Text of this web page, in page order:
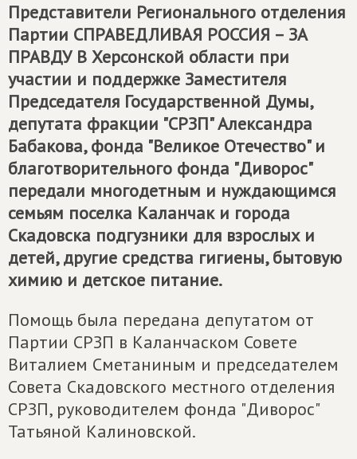
Представители Регионального отделения
Партии СПРАВЕДЛИВАЯ РОССИЯ – ЗА
ПРАВДУВ Херсонской области при
участии и поддержке Заместителя
Председателя Государственной Думы,
депутата фракции "СРЗП" Александра
Бабакова, фонда "Великое Отечество" и
благотворительного фонда "Диворос"
передали многодетным и нуждающимся
семьям поселка Каланчак и города
Скадовска подгузники для взрослых и
детей, другие средства гигиены, бытовую
химию и детское питание.
Помощь была передана депутатом от
Партии СРЗП в Каланчаском Совете
Виталием Сметаниным и председателем
Совета Скадовского местного отделения
СРЗП, руководителем фонда "Диворос"
Татьяной Калиновской.